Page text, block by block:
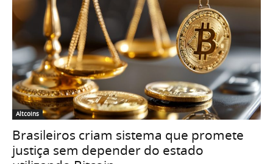
Altcoins
Brasileiros criam sistema que promete
justiça sem depender do estado